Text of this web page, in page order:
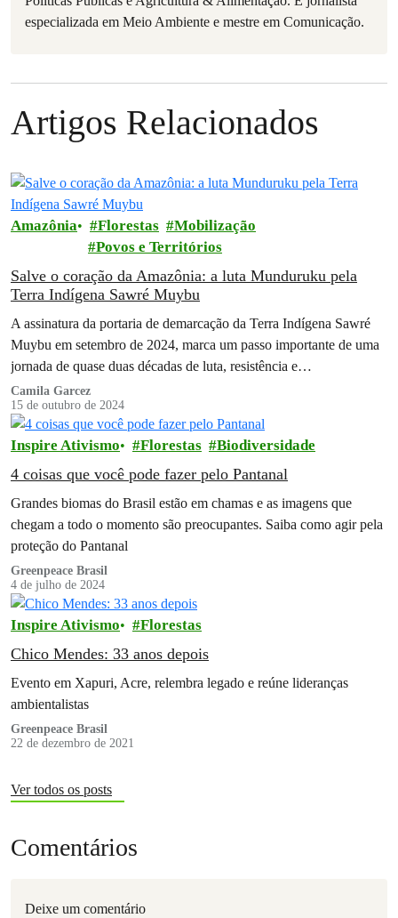
especializada em Meio Ambiente e mestre em Comunicação.
Artigos Relacionados
Amazônia Florestas
Mobilização
Povos e Territórios
Salve o coração da Amazônia: a luta Munduruku pela
Terra Indígena Sawré Muybu
A assinatura da portaria de demarcação da Terra Indígena Sawré
Muybu em setembro de 2024, marca um passo importante de uma
jornada de quase duas décadas de luta, resistência e…
Camila Garcez
15 de outubro de 2024
Inspire Ativismo Florestas Biodiversidade
4 coisas que você pode fazer pelo Pantanal
Grandes biomas do Brasil estão em chamas e as imagens que
chegam a todo o momento são preocupantes. Saiba como agir pela
proteção do Pantanal
Greenpeace Brasil
4 de julho de 2024
Inspire Ativismo Florestas
Chico Mendes: 33 anos depois
Evento em Xapuri, Acre, relembra legado e reúne lideranças
ambientalistas
Greenpeace Brasil
22 de dezembro de 2021
Ver todos os posts
Comentários
Deixe um comentário